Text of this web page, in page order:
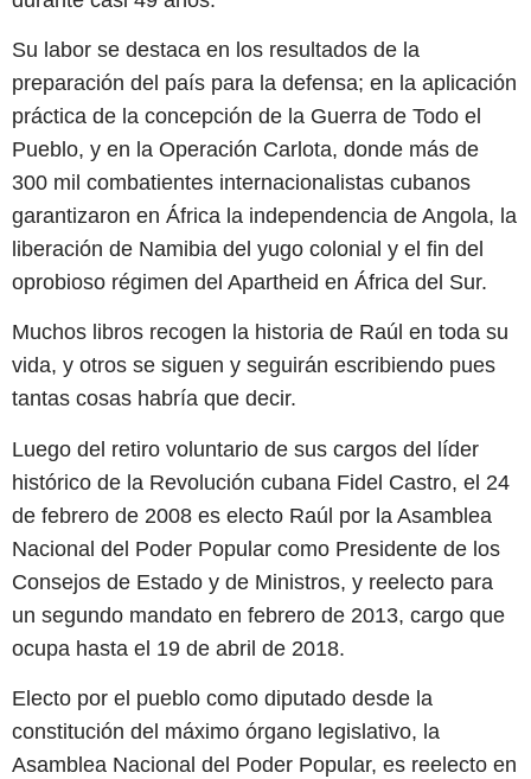
Su labor se destaca en los resultados de la
preparación del país para la defensa; en la aplicación
práctica de la concepción de la Guerra de Todo el
Pueblo, y en la Operación Carlota, donde más de
300 mil combatientes internacionalistas cubanos
garantizaron en África la independencia de Angola, la
liberación de Namibia del yugo colonial y el fin del
oprobioso régimen del Apartheid en África del Sur.
Muchos libros recogen la historia de Raúl en toda su
vida, y otros se siguen y seguirán escribiendo pues
tantas cosas habría que decir.
Luego del retiro voluntario de sus cargos del líder
histórico de la Revolución cubana Fidel Castro, el 24
de febrero de 2008 es electo Raúl por la Asamblea
Nacional del Poder Popular como Presidente de los
Consejos de Estado y de Ministros, y reelecto para
un segundo mandato en febrero de 2013, cargo que
ocupa hasta el 19 de abril de 2018.
Electo por el pueblo como diputado desde la
constitución del máximo órgano legislativo, la
Asamblea Nacional del Poder Popular, es reelecto en